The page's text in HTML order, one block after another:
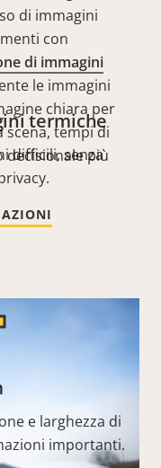
di immagini
con
di immagini
le immagini
chiara per
scena, tempi di
decisionale più
termiche
difficili, senza
e larghezza di
importanti.